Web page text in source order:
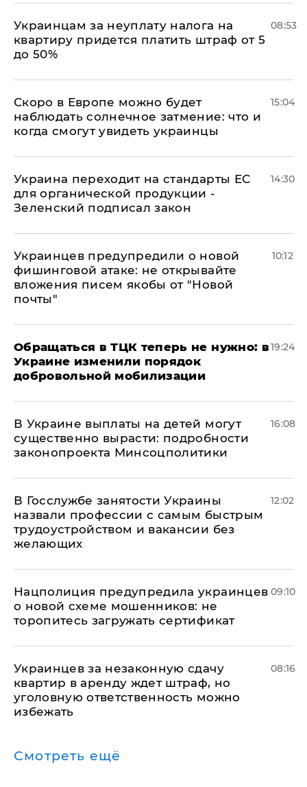
Украинцам за неуплату налога на
квартиру придется платить штраф от 5
до 50%
08:53
Скоро в Европе можно будет
наблюдать солнечное затмение: что и
когда смогут увидеть украинцы
15:04
Украина переходит на стандарты ЕС
для органической продукции -
Зеленский подписал закон
14:30
Украинцев предупредили о новой
фишинговой атаке: не открывайте
вложения писем якобы от "Новой
почты"
10:12
Обращаться в ТЦК теперь не нужно: в
Украине изменили порядок
добровольной мобилизации
19:24
В Украине выплаты на детей могут
существенно вырасти: подробности
законопроекта Минсоцполитики
16:08
В Госслужбе занятости Украины
назвали профессии с самым быстрым
трудоустройством и вакансии без
желающих
12:02
Нацполиция предупредила украинцев
о новой схеме мошенников: не
торопитесь загружать сертификат
09:10
Украинцев за незаконную сдачу
квартир в аренду ждет штраф, но
уголовную ответственность можно
избежать
08:16
Смотреть ещё